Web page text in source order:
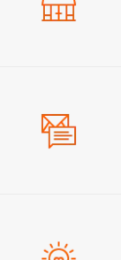
te